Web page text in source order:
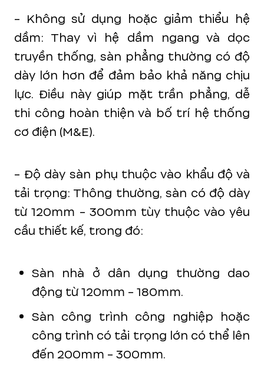
- Không sử dụng hoặc giảm thiểu hệ
dầm: Thay vì hệ dầm ngang và dọc
truyền thống, sàn phẳng thường có độ
dày lớn hơn để đảm bảo khả năng chịu
lực. Điều này giúp mặt trần phẳng, dễ
thi công hoàn thiện và bố trí hệ thống
cơ điện (M&E).
- Độ dày sàn phụ thuộc vào khẩu độ và
tải trọng: Thông thường, sàn có độ dày
từ 120mm - 300mm tùy thuộc vào yêu
cầu thiết kế, trong đó:
Sàn nhà ở dân dụng thường dao
động từ 120mm - 180mm.
Sàn công trình công nghiệp hoặc
công trình có tải trọng lớn có thể lên
đến 200mm - 300mm.